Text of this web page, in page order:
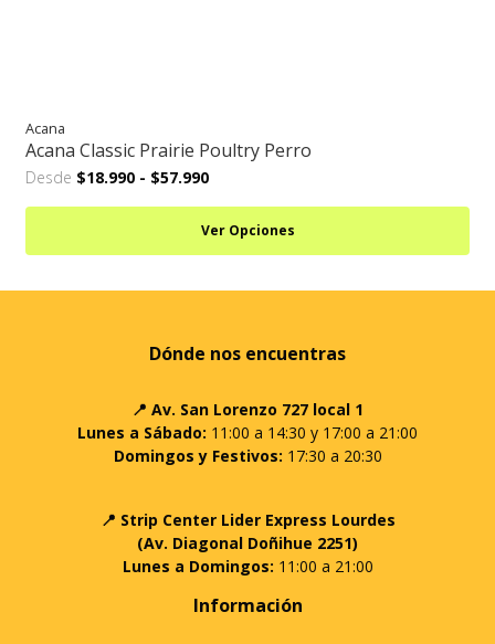
Acana
Acana Classic Prairie Poultry Perro
Desde $18.990 - $57.990
Ver Opciones
Dónde nos encuentras
📍 Av. San Lorenzo 727 local 1
Lunes a Sábado: 11:00 a 14:30 y 17:00 a 21:00
Domingos y Festivos: 17:30 a 20:30
📍 Strip Center Lider Express Lourdes
(Av. Diagonal Doñihue 2251)
Lunes a Domingos: 11:00 a 21:00
Información